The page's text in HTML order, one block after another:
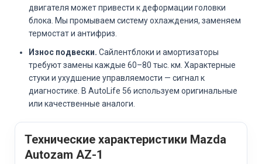
двигателя может привести к деформации головки
блока. Мы промываем систему охлаждения, заменяем
термостат и антифриз.
Износ подвески. Сайлентблоки и амортизаторы
требуют замены каждые 60–80 тыс. км. Характерные
стуки и ухудшение управляемости — сигнал к
диагностике. В AutoLife 56 используем оригинальные
или качественные аналоги.
Технические характеристики Mazda
Autozam AZ-1